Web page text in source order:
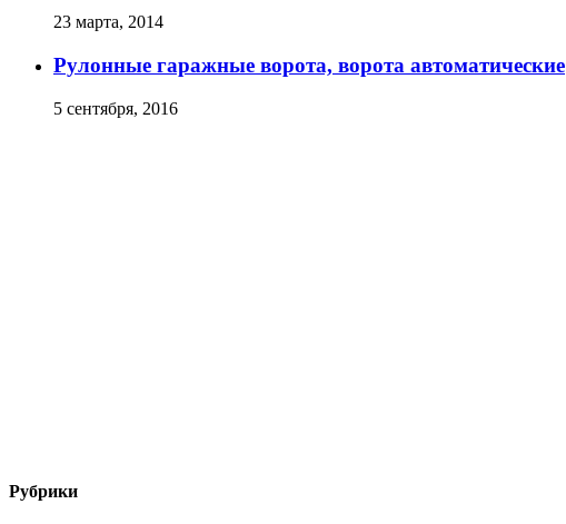
23 марта, 2014
Рулонные гаражные ворота, ворота автоматические
5 сентября, 2016
Рубрики